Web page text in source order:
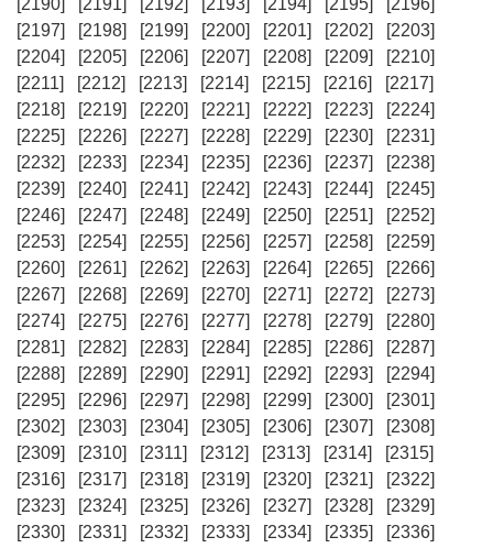
[2190]
[2191] [2192] [2193] [2194] [2195]
[2196]
[2197]
[2198] [2199] [2200] [2201] [2202]
[2203]
[2204]
[2205] [2206] [2207] [2208] [2209]
[2210]
[2211]
[2212] [2213] [2214] [2215] [2216]
[2217]
[2218]
[2219] [2220] [2221] [2222] [2223]
[2224]
[2225]
[2226] [2227] [2228] [2229] [2230]
[2231]
[2232]
[2233] [2234] [2235] [2236] [2237]
[2238]
[2239]
[2240] [2241] [2242] [2243] [2244]
[2245]
[2246]
[2247] [2248] [2249] [2250] [2251]
[2252]
[2253]
[2254] [2255] [2256] [2257] [2258]
[2259]
[2260]
[2261] [2262] [2263] [2264] [2265]
[2266]
[2267]
[2268] [2269] [2270] [2271] [2272]
[2273]
[2274]
[2275] [2276] [2277] [2278] [2279]
[2280]
[2281]
[2282] [2283] [2284] [2285] [2286]
[2287]
[2288]
[2289] [2290] [2291] [2292] [2293]
[2294]
[2295]
[2296] [2297] [2298] [2299] [2300]
[2301]
[2302]
[2303] [2304] [2305] [2306] [2307]
[2308]
[2309]
[2310] [2311] [2312] [2313] [2314]
[2315]
[2316]
[2317] [2318] [2319] [2320] [2321]
[2322]
[2323]
[2324] [2325] [2326] [2327] [2328]
[2329]
[2330]
[2331] [2332] [2333] [2334] [2335]
[2336]